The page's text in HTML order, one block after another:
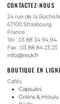
CONTACTEZ-NOUS
24 rue de la
67100 Strasbourg
France
Tél : 03 88 34 94 94
Fax : 03 88 84 23 23
info@reck.fr
BOUTIQUE EN
Cafés
Capsules
Grains & moulu